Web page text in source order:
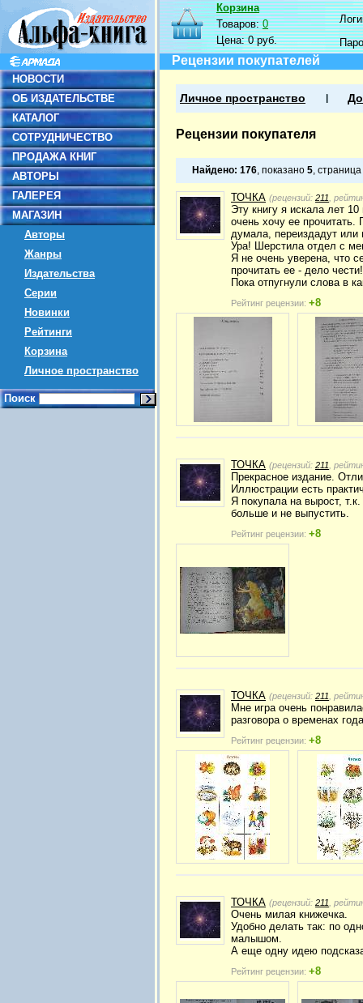
НОВОСТИ
ОБ ИЗДАТЕЛЬСТВЕ
КАТАЛОГ
СОТРУДНИЧЕСТВО
ПРОДАЖА КНИГ
АВТОРЫ
ГАЛЕРЕЯ
МАГАЗИН
Авторы
Жанры
Издательства
Серии
Новинки
Рейтинги
Корзина
Личное пространство
Поиск
Корзина
Товаров:0
Цена:0 руб.
Рецензии покупателей
Личное пространство
Рецензии покупателя
Найдено: 176, показано 5, страница
ТОЧКА (рецензий: 211 ,
Эту книгу я искала лет
очень хочу ее прочитать.
думала, переиздадут или
Ура! Шерстила отдел с
Я не очень уверена, что
прочитать ее - дело чести!
Пока отпугнули слова в
Рейтинг рецензии: +8
ТОЧКА (рецензий: 211 ,
Прекрасное издание.
Иллюстрации есть
Я покупала на вырост,
больше и не выпустить.
Рейтинг рецензии: +8
ТОЧКА (рецензий: 211 ,
Мне игра очень
разговора о временах
Рейтинг рецензии: +8
ТОЧКА (рецензий: 211 ,
Очень милая книжечка.
Удобно делать так: по
малышом.
А еще одну идею
Рейтинг рецензии: +8